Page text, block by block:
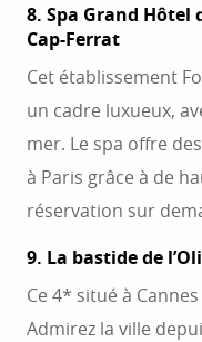
8. Spa Grand Hôtel
Cap-Ferrat
Cet établissement
un cadre luxueux,
mer. Le spa offre
à Paris grâce à de
réservation sur
9. La bastide de
Ce 4* situé à
Admirez la ville